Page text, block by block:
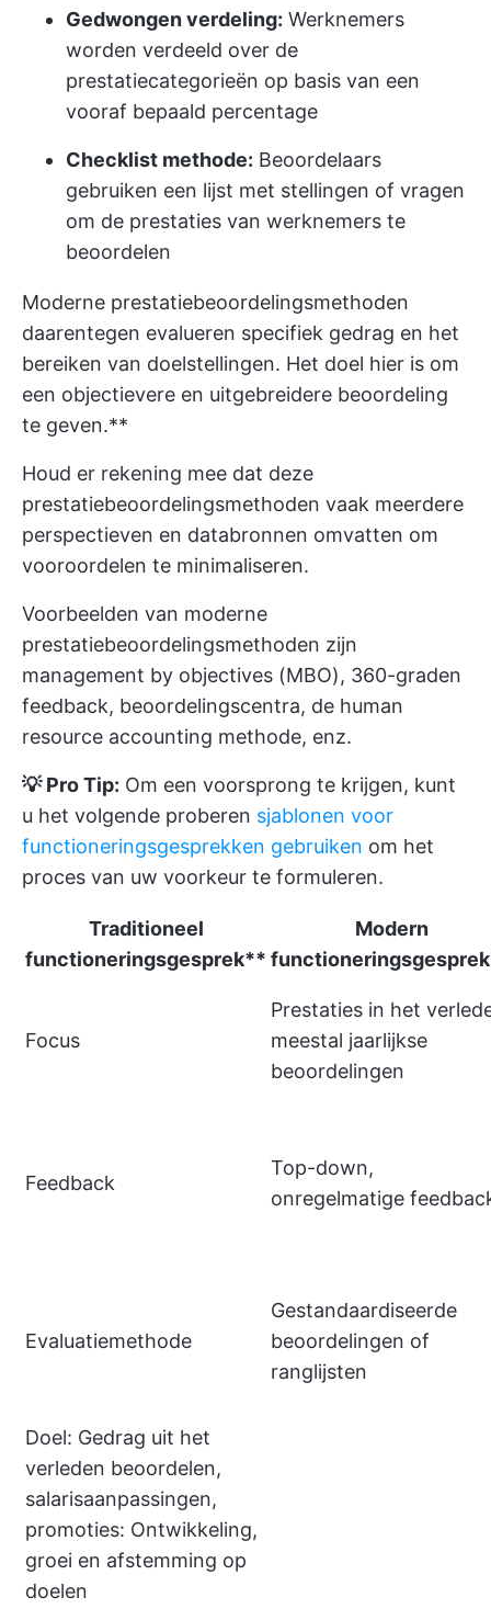
Gedwongen verdeling: Werknemers
worden verdeeld over de
prestatiecategorieën op basis van een
vooraf bepaald percentage
Checklist methode: Beoordelaars
gebruiken een lijst met stellingen of vragen
om de prestaties van werknemers te
beoordelen
Moderne prestatiebeoordelingsmethoden
daarentegen evalueren specifiek gedrag en het
bereiken van doelstellingen. Het doel hier is om
een objectievere en uitgebreidere beoordeling
te geven.**
Houd er rekening mee dat deze
prestatiebeoordelingsmethoden vaak meerdere
perspectieven en databronnen omvatten om
vooroordelen te minimaliseren.
Voorbeelden van moderne
prestatiebeoordelingsmethoden zijn
management by objectives (MBO), 360-graden
feedback, beoordelingscentra, de human
resource accounting methode, enz.
💡 Pro Tip: Om een voorsprong te krijgen, kunt
u het volgende proberen sjablonen voor
functioneringsgesprekken gebruiken om het
proces van uw voorkeur te formuleren.
Traditioneel
functioneringsgesprek**
Modern
Focus
Prestaties in het
meestal jaarlijkse
beoordelingen
Feedback
Top-down,
onregelmatige
Evaluatiemethode
Gestandaardiseerde
beoordelingen of
ranglijsten
Doel: Gedrag uit het
verleden beoordelen,
salarisaanpassingen,
promoties: Ontwikkeling,
groei en afstemming op
doelen